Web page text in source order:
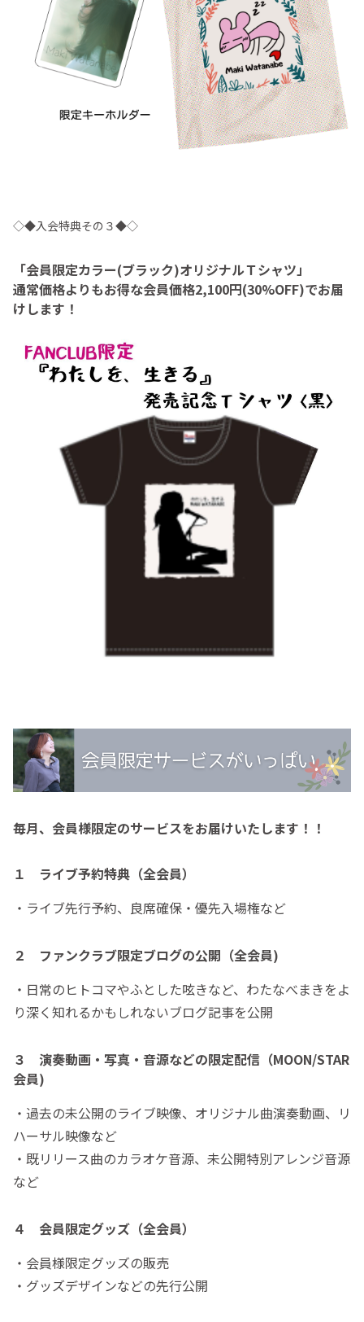
◇◆入会特典その３◆◇
「会員限定カラー(ブラック)オリジナルＴシャツ」
通常価格よりもお得な会員価格2,100円(30%OFF)でお届
けします！
毎月、会員様限定のサービスをお届けいたします！！
１ ライブ予約特典（全会員）
・ライブ先行予約、良席確保・優先入場権など
２ ファンクラブ限定ブログの公開（全会員)
・日常のヒトコマやふとした呟きなど、わたなべまきをよ
り深く知れるかもしれないブログ記事を公開
３ 演奏動画・写真・音源などの限定配信（MOON/STAR
会員)
・過去の未公開のライブ映像、オリジナル曲演奏動画、リ
ハーサル映像など
・既リリース曲のカラオケ音源、未公開特別アレンジ音源
など
４ 会員限定グッズ（全会員）
・会員様限定グッズの販売
・グッズデザインなどの先行公開